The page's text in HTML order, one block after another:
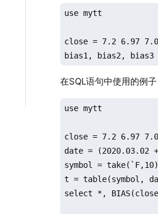
use mytt
close = 7.2 6.97
bias1, bias2, bias3
在SQL语句中使用的例子
use mytt
close = 7.2 6.97
date =
symbol =
t = table(symbol,
select *,